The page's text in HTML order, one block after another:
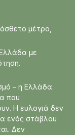
μέτρο,
με
– η Ελλάδα
που
Η ευλογιά δεν
ενός στάβλου
Δεν